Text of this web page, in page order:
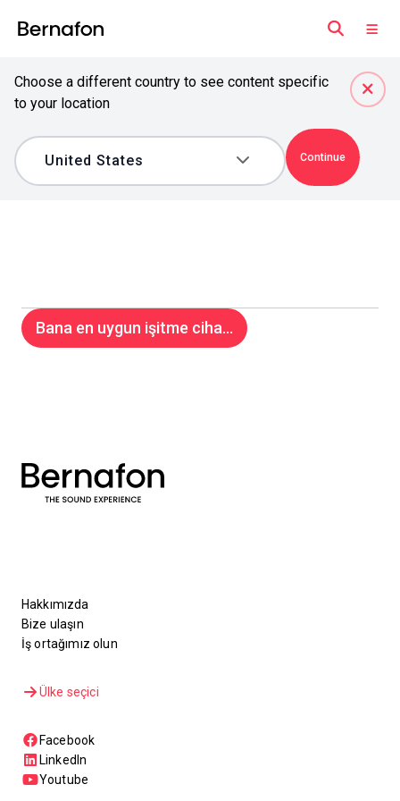
Choose a different country to see content specific
to your location
Continue
Bana en uygun işitme ciha...
Hakkımızda
Bize ulaşın
İş ortağımız olun
Ülke seçici
Facebook
LinkedIn
Youtube